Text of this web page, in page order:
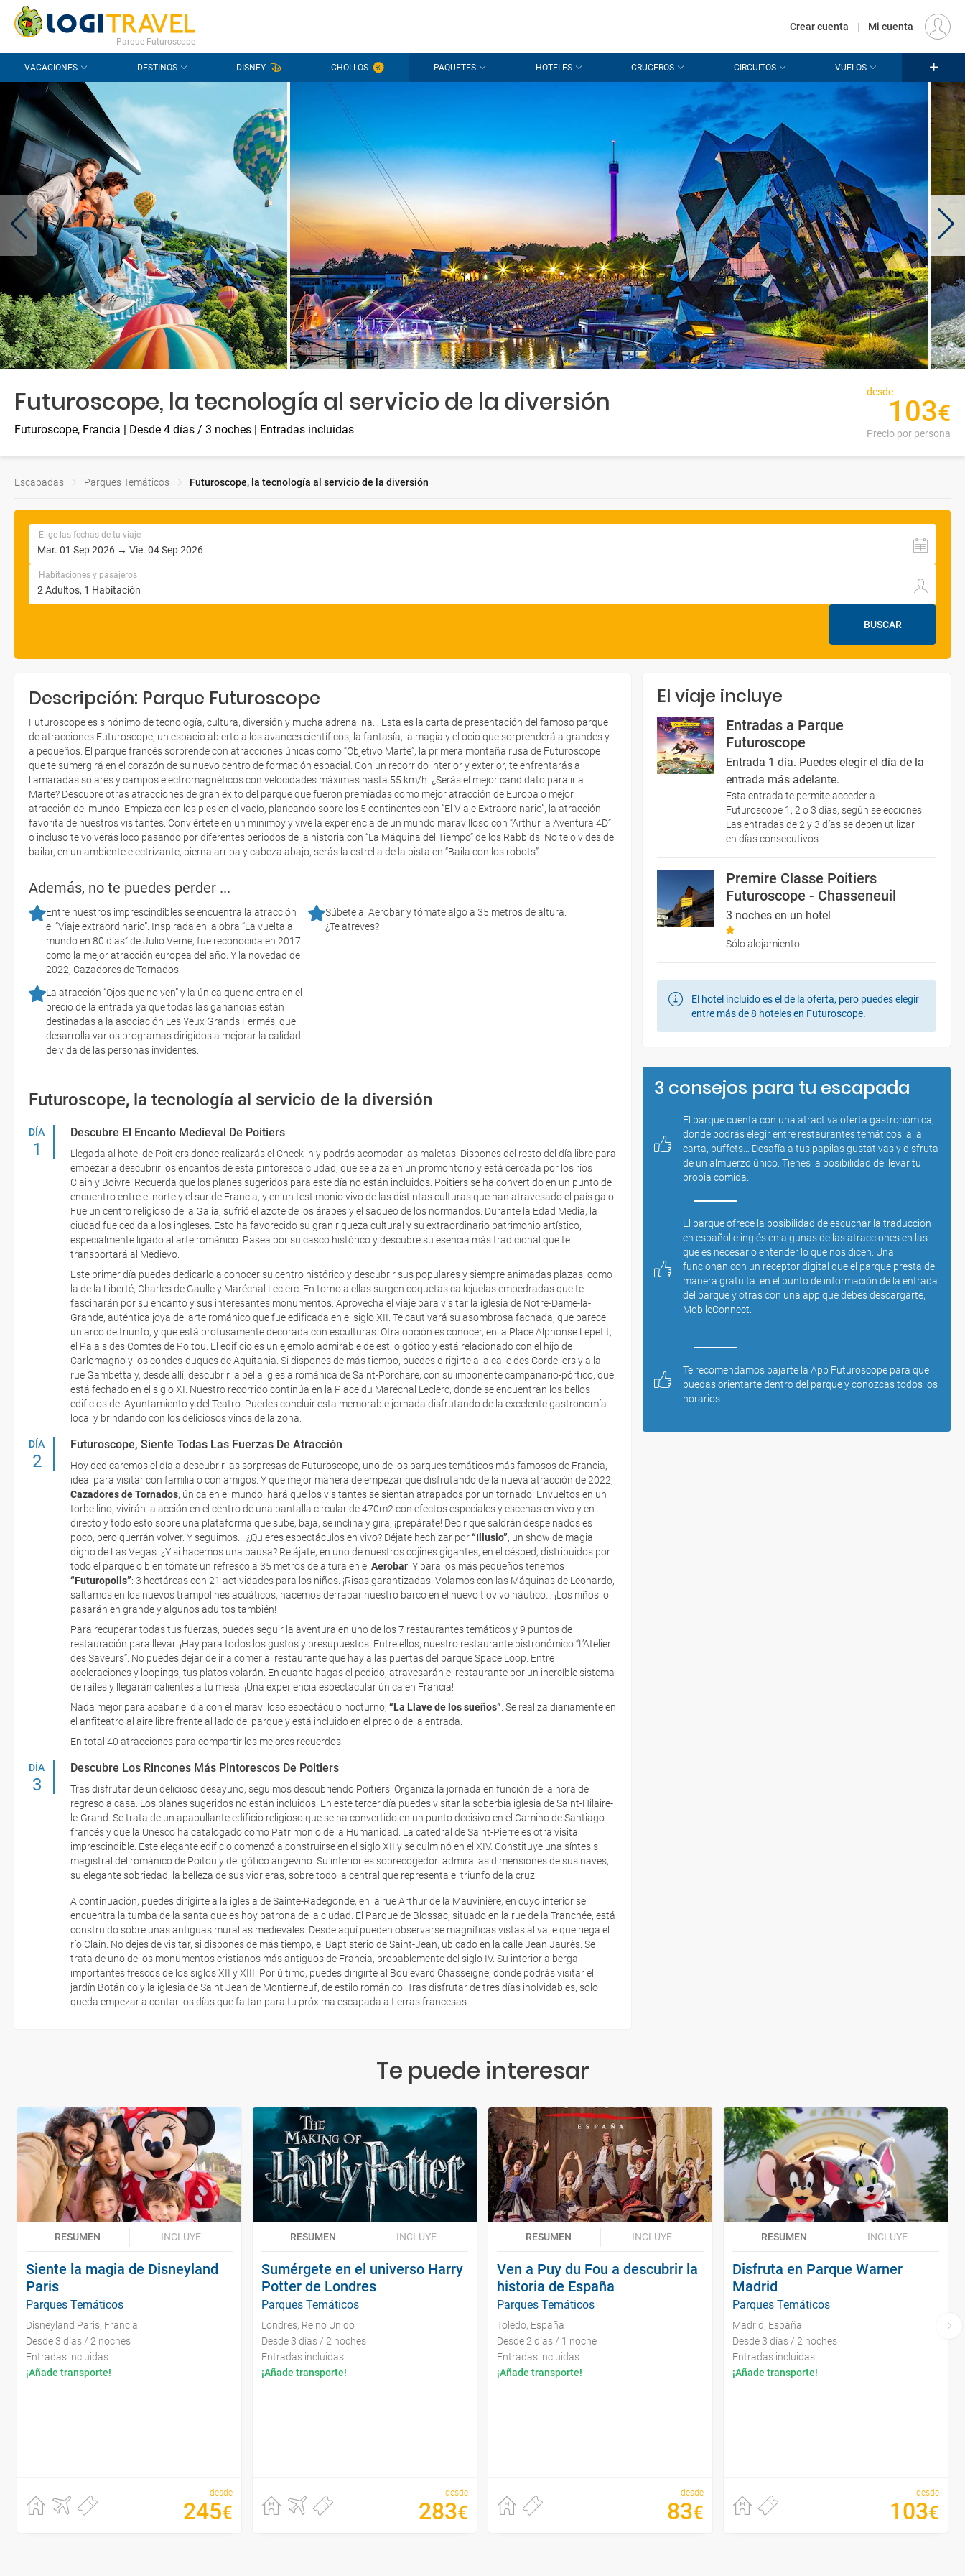
CONTACTO PREGUNTAS FRECUENTES EUR
Parque Futuroscope
Crear cuenta | Mi cuenta
VACACIONES DESTINOS DISNEY CHOLLOS PAQUETES HOTELES CRUCEROS CIRCUITOS VUELOS
Futuroscope, la tecnología al servicio de la diversión
Futuroscope, Francia | Desde 4 días / 3 noches | Entradas incluidas
desde
103€
Precio por persona
Escapadas Parques Temáticos Futuroscope, la tecnología al servicio de la diversión
Elige las fechas de tu viaje
Habitaciones y pasajeros
BUSCAR
Descripción: Parque Futuroscope
Futuroscope es sinónimo de tecnología, cultura, diversión y mucha adrenalina… Esta es la carta de presentación del famoso parque
de atracciones Futuroscope, un espacio abierto a los avances científicos, la fantasía, la magia y el ocio que sorprenderá a grandes y
a pequeños. El parque francés sorprende con atracciones únicas como “Objetivo Marte”, la primera montaña rusa de Futuroscope
que te sumergirá en el corazón de su nuevo centro de formación espacial. Con un recorrido interior y exterior, te enfrentarás a
llamaradas solares y campos electromagnéticos con velocidades máximas hasta 55 km/h. ¿Serás el mejor candidato para ir a
Marte? Descubre otras atracciones de gran éxito del parque que fueron premiadas como mejor atracción de Europa o mejor
atracción del mundo. Empieza con los pies en el vacío, planeando sobre los 5 continentes con “El Viaje Extraordinario”, la atracción
favorita de nuestros visitantes. Conviértete en un minimoy y vive la experiencia de un mundo maravilloso con “Arthur la Aventura 4D”
o incluso te volverás loco pasando por diferentes periodos de la historia con “La Máquina del Tiempo” de los Rabbids. No te olvides de
bailar, en un ambiente electrizante, pierna arriba y cabeza abajo, serás la estrella de la pista en “Baila con los robots”.
Además, no te puedes perder ...
Entre nuestros imprescindibles se encuentra la atracción
el “Viaje extraordinario”. Inspirada en la obra “La vuelta al
mundo en 80 días” de Julio Verne, fue reconocida en 2017
como la mejor atracción europea del año. Y la novedad de
2022, Cazadores de Tornados.
La atracción “Ojos que no ven” y la única que no entra en el
precio de la entrada ya que todas las ganancias están
destinadas a la asociación Les Yeux Grands Fermés, que
desarrolla varios programas dirigidos a mejorar la calidad
de vida de las personas invidentes.
Súbete al Aerobar y tómate algo a 35 metros de altura.
¿Te atreves?
Futuroscope, la tecnología al servicio de la diversión
DÍA
1
Descubre El Encanto Medieval De Poitiers
Llegada al hotel de Poitiers donde realizarás el Check in y podrás acomodar las maletas. Dispones del resto del día libre para
empezar a descubrir los encantos de esta pintoresca ciudad, que se alza en un promontorio y está cercada por los ríos
Clain y Boivre. Recuerda que los planes sugeridos para este día no están incluidos. Poitiers se ha convertido en un punto de
encuentro entre el norte y el sur de Francia, y en un testimonio vivo de las distintas culturas que han atravesado el país galo.
Fue un centro religioso de la Galia, sufrió el azote de los árabes y el saqueo de los normandos. Durante la Edad Media, la
ciudad fue cedida a los ingleses. Esto ha favorecido su gran riqueza cultural y su extraordinario patrimonio artístico,
especialmente ligado al arte románico. Pasea por su casco histórico y descubre su esencia más tradicional que te
transportará al Medievo.
Este primer día puedes dedicarlo a conocer su centro histórico y descubrir sus populares y siempre animadas plazas, como
la de la Liberté, Charles de Gaulle y Maréchal Leclerc. En torno a ellas surgen coquetas callejuelas empedradas que te
fascinarán por su encanto y sus interesantes monumentos. Aprovecha el viaje para visitar la iglesia de Notre-Dame-la-
Grande, auténtica joya del arte románico que fue edificada en el siglo XII. Te cautivará su asombrosa fachada, que parece
un arco de triunfo, y que está profusamente decorada con esculturas. Otra opción es conocer, en la Place Alphonse Lepetit,
el Palais des Comtes de Poitou. El edificio es un ejemplo admirable de estilo gótico y está relacionado con el hijo de
Carlomagno y los condes-duques de Aquitania. Si dispones de más tiempo, puedes dirigirte a la calle des Cordeliers y a la
rue Gambetta y, desde allí, descubrir la bella iglesia románica de Saint-Porchare, con su imponente campanario-pórtico, que
está fechado en el siglo XI. Nuestro recorrido continúa en la Place du Maréchal Leclerc, donde se encuentran los bellos
edificios del Ayuntamiento y del Teatro. Puedes concluir esta memorable jornada disfrutando de la excelente gastronomía
local y brindando con los deliciosos vinos de la zona.
DÍA
2
Futuroscope, Siente Todas Las Fuerzas De Atracción
Hoy dedicaremos el día a descubrir las sorpresas de Futuroscope, uno de los parques temáticos más famosos de Francia,
ideal para visitar con familia o con amigos. Y que mejor manera de empezar que disfrutando de la nueva atracción de 2022,
Cazadores de Tornados, única en el mundo, hará que los visitantes se sientan atrapados por un tornado. Envueltos en un
torbellino, vivirán la acción en el centro de una pantalla circular de 470m2 con efectos especiales y escenas en vivo y en
directo y todo esto sobre una plataforma que sube, baja, se inclina y gira, ¡prepárate! Decir que saldrán despeinados es
poco, pero querrán volver. Y seguimos... ¿Quieres espectáculos en vivo? Déjate hechizar por“Illusio”, un show de magia
digno de Las Vegas. ¿Y si hacemos una pausa? Relájate, en uno de nuestros cojines gigantes, en el césped, distribuidos por
todo el parque o bien tómate un refresco a 35 metros de altura en el Aerobar . Y para los más pequeños tenemos
“Futuropolis”: 3 hectáreas con 21 actividades para los niños. ¡Risas garantizadas! Volamos con las Máquinas de Leonardo,
saltamos en los nuevos trampolines acuáticos, hacemos derrapar nuestro barco en el nuevo tiovivo náutico… ¡Los niños lo
pasarán en grande y algunos adultos también!
Para recuperar todas tus fuerzas, puedes seguir la aventura en uno de los 7 restaurantes temáticos y 9 puntos de
restauración para llevar. ¡Hay para todos los gustos y presupuestos! Entre ellos, nuestro restaurante bistronómico “L’Atelier
des Saveurs”. No puedes dejar de ir a comer al restaurante que hay a las puertas del parque Space Loop. Entre
aceleraciones y loopings, tus platos volarán. En cuanto hagas el pedido, atravesarán el restaurante por un increíble sistema
de raíles y llegarán calientes a tu mesa. ¡Una experiencia espectacular única en Francia!
Nada mejor para acabar el día con el maravilloso espectáculo nocturno, “La Llave de los sueños” . Se realiza diariamente en
el anfiteatro al aire libre frente al lado del parque y está incluido en el precio de la entrada.
En total 40 atracciones para compartir los mejores recuerdos.
DÍA
3
Descubre Los Rincones Más Pintorescos De Poitiers
Tras disfrutar de un delicioso desayuno, seguimos descubriendo Poitiers. Organiza la jornada en función de la hora de
regreso a casa. Los planes sugeridos no están incluidos. En este tercer día puedes visitar la soberbia iglesia de Saint-Hilaire-
le-Grand. Se trata de un apabullante edificio religioso que se ha convertido en un punto decisivo en el Camino de Santiago
francés y que la Unesco ha catalogado como Patrimonio de la Humanidad. La catedral de Saint-Pierre es otra visita
imprescindible. Este elegante edificio comenzó a construirse en el siglo XII y se culminó en el XIV. Constituye una síntesis
magistral del románico de Poitou y del gótico angevino. Su interior es sobrecogedor: admira las dimensiones de sus naves,
su elegante sobriedad, la belleza de sus vidrieras, sobre todo la central que representa el triunfo de la cruz.
A continuación, puedes dirigirte a la iglesia de Sainte-Radegonde, en la rue Arthur de la Mauvinière, en cuyo interior se
encuentra la tumba de la santa que es hoy patrona de la ciudad. El Parque de Blossac, situado en la rue de la Tranchée, está
construido sobre unas antiguas murallas medievales. Desde aquí pueden observarse magníficas vistas al valle que riega el
río Clain. No dejes de visitar, si dispones de más tiempo, el Baptisterio de Saint-Jean, ubicado en la calle Jean Jaurès. Se
trata de uno de los monumentos cristianos más antiguos de Francia, probablemente del siglo IV. Su interior alberga
importantes frescos de los siglos XII y XIII. Por último, puedes dirigirte al Boulevard Chasseigne, donde podrás visitar el
jardín Botánico y la iglesia de Saint Jean de Montierneuf, de estilo románico. Tras disfrutar de tres días inolvidables, solo
queda empezar a contar los días que faltan para tu próxima escapada a tierras francesas.
El viaje incluye
Entradas a Parque
Futuroscope
Entrada 1 día. Puedes elegir el día de la
entrada más adelante.
Esta entrada te permite acceder a
Futuroscope 1, 2 o 3 días, según selecciones.
Las entradas de 2 y 3 días se deben utilizar
en días consecutivos.
Premire Classe Poitiers
Futuroscope - Chasseneuil
3 noches en un hotel
Sólo alojamiento
El hotel incluido es el de la oferta, pero puedes elegir
entre más de 8 hoteles en Futuroscope.
3 consejos para tu escapada
El parque cuenta con una atractiva oferta gastronómica,
donde podrás elegir entre restaurantes temáticos, a la
carta, buffets… Desafía a tus papilas gustativas y disfruta
de un almuerzo único. Tienes la posibilidad de llevar tu
propia comida.
El parque ofrece la posibilidad de escuchar la traducción
en español e inglés en algunas de las atracciones en las
que es necesario entender lo que nos dicen. Una
funcionan con un receptor digital que el parque presta de
manera gratuita  en el punto de información de la entrada
del parque y otras con una app que debes descargarte,
MobileConnect.
Te recomendamos bajarte la App Futuroscope para que
puedas orientarte dentro del parque y conozcas todos los
Te puede interesar
RESUMEN INCLUYE
Siente la magia de Disneyland
Paris
Parques Temáticos
Disneyland Paris, Francia
Desde 3 días / 2 noches
Entradas incluidas
¡Añade transporte!
desde
245€
RESUMEN INCLUYE
Sumérgete en el universo Harry
Potter de Londres
Parques Temáticos
Londres, Reino Unido
Desde 3 días / 2 noches
Entradas incluidas
¡Añade transporte!
desde
283€
RESUMEN INCLUYE
Ven a Puy du Fou a descubrir la
historia de España
Parques Temáticos
Toledo, España
Desde 2 días / 1 noche
Entradas incluidas
¡Añade transporte!
desde
83€
RESUMEN INCLUYE
Disfruta en Parque Warner
Madrid
Parques Temáticos
Madrid, España
Desde 3 días / 2 noches
Entradas incluidas
¡Añade transporte!
desde
103€